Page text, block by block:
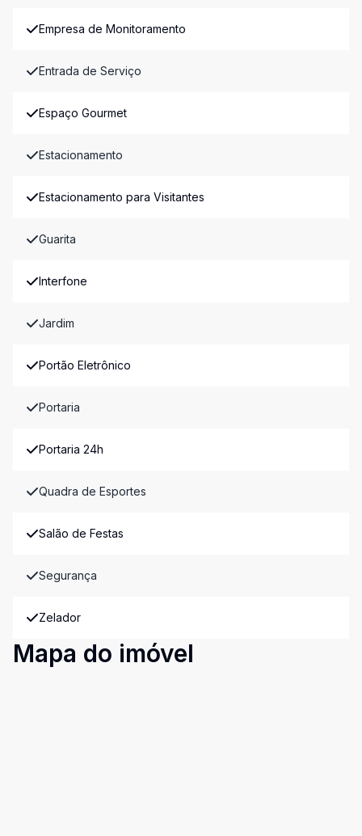
Empresa de Monitoramento
Entrada de Serviço
Espaço Gourmet
Estacionamento
Estacionamento para Visitantes
Guarita
Interfone
Jardim
Portão Eletrônico
Portaria
Portaria 24h
Quadra de Esportes
Salão de Festas
Segurança
Zelador
Mapa do imóvel